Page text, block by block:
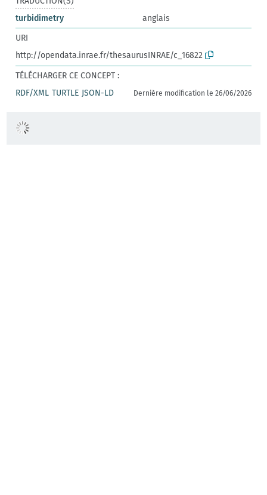
turbidimetry
anglais
URI
http://opendata.inrae.fr/thesaurusINRAE/c_16822
TÉLÉCHARGER CE CONCEPT :
RDF/XML TURTLE JSON-LD Dernière modification le 26/06/2026